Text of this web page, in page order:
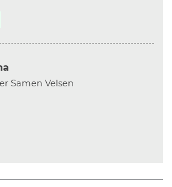
Samen Velsen